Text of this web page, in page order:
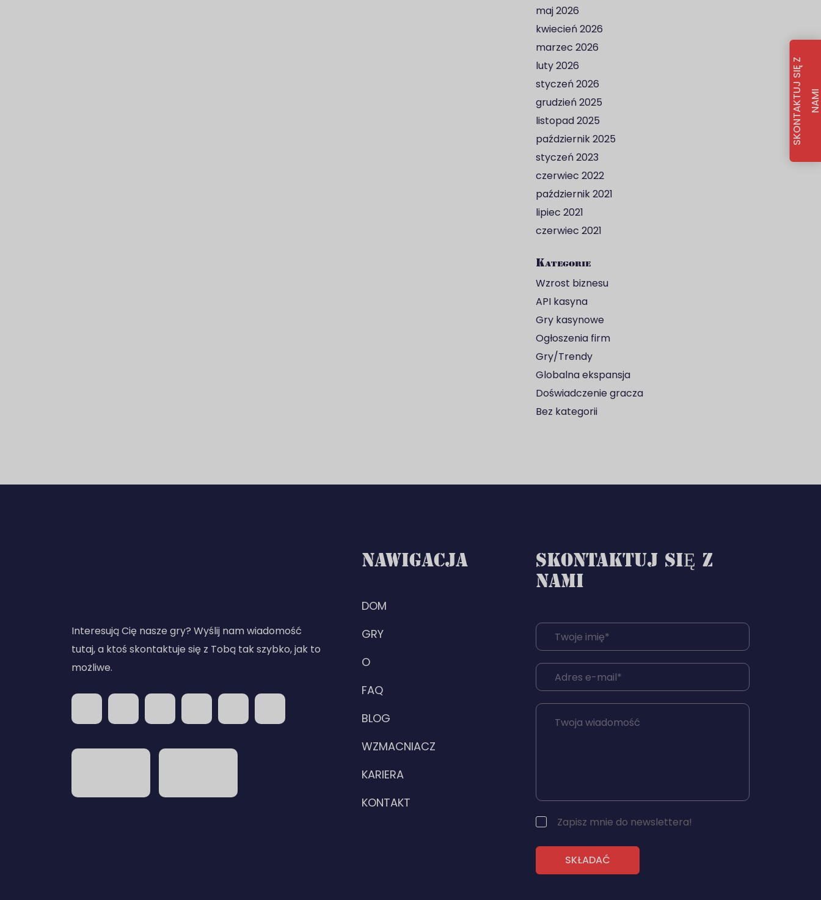
maj 2026
kwiecień 2026
marzec 2026
luty 2026
styczeń 2026
grudzień 2025
listopad 2025
październik 2025
styczeń 2023
czerwiec 2022
październik 2021
lipiec 2021
czerwiec 2021
Kategorie
Wzrost biznesu
API kasyna
Gry kasynowe
Ogłoszenia firm
Gry/Trendy
Globalna ekspansja
Doświadczenie gracza
Bez kategorii
Interesują Cię nasze gry? Wyślij nam wiadomość
tutaj, a ktoś skontaktuje się z Tobą tak szybko, jak to
możliwe.
NAWIGACJA
DOM
GRY
O
FAQ
BLOG
WZMACNIACZ
KARIERA
KONTAKT
SKONTAKTUJ SIĘ Z
NAMI
Zapisz mnie do newslettera!
SKŁADAĆ
S
K
O
N
T
A
K
T
U
J
S
I
Ę
Z
N
A
M